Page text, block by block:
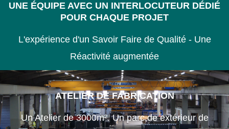
UNE ÉQUIPE AVEC UN INTERLOCUTEUR DÉDIÉ
POUR CHAQUE PROJET
L'expérience d'un Savoir Faire de Qualité - Une
Réactivité augmentée
ATELIER DE FABRICATION
Un Atelier de 3000m². Un parc de extérieur de